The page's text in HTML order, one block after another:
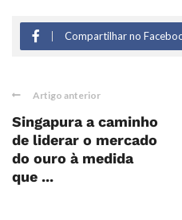
Compartilhar no
Artigo anterior
Singapura a caminho
de liderar o mercado
do ouro à medida
que ...